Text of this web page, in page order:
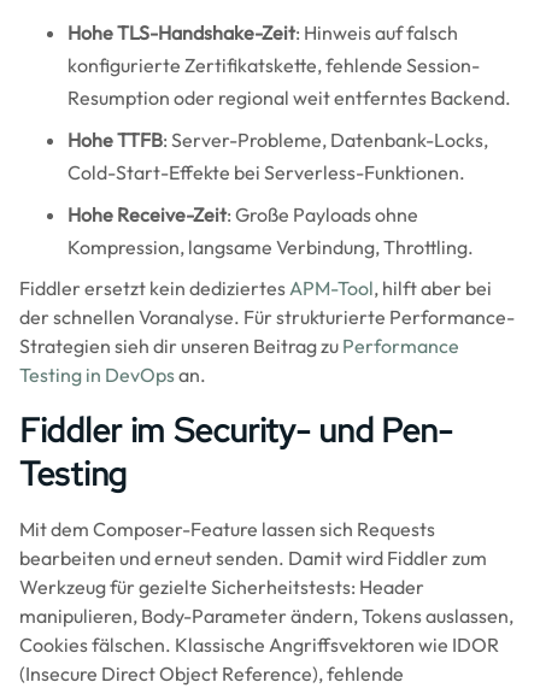
Hohe TLS-Handshake-Zeit: Hinweis auf falsch
konfigurierte Zertifikatskette, fehlende Session-
Resumption oder regional weit entferntes Backend.
Hohe TTFB: Server-Probleme, Datenbank-Locks,
Cold-Start-Effekte bei Serverless-Funktionen.
Hohe Receive-Zeit: Große Payloads ohne
Kompression, langsame Verbindung, Throttling.
Fiddler ersetzt kein dediziertesAPM-Tool, hilft aber bei
der schnellen Voranalyse. Für strukturierte Performance-
Strategien sieh dir unseren Beitrag zu Performance
Testing in DevOpsan.
Fiddler im Security- und Pen-
Testing
Mit dem Composer-Feature lassen sich Requests
bearbeiten und erneut senden. Damit wird Fiddler zum
Werkzeug für gezielte Sicherheitstests: Header
manipulieren, Body-Parameter ändern, Tokens auslassen,
Cookies fälschen. Klassische Angriffsvektoren wie IDOR
(Insecure Direct Object Reference), fehlende